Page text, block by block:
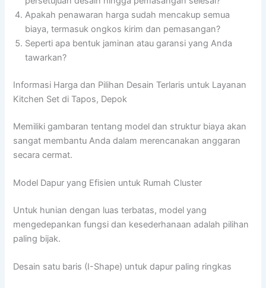
Apakah penawaran harga sudah mencakup semua
biaya, termasuk ongkos kirim dan pemasangan?
Seperti apa bentuk jaminan atau garansi yang Anda
tawarkan?
Informasi Harga dan Pilihan Desain Terlaris untuk Layanan
Kitchen Set di Tapos, Depok
Memiliki gambaran tentang model dan struktur biaya akan
sangat membantu Anda dalam merencanakan anggaran
secara cermat.
Model Dapur yang Efisien untuk Rumah Cluster
Untuk hunian dengan luas terbatas, model yang
mengedepankan fungsi dan kesederhanaan adalah pilihan
paling bijak.
Desain satu baris (I-Shape) untuk dapur paling ringkas